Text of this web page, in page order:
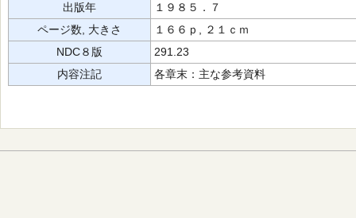
出版年
１９８５．７
ページ数, 大きさ
１６６ｐ, ２１ｃｍ
NDC８版
291.23
内容注記
各章末：主な参考資料